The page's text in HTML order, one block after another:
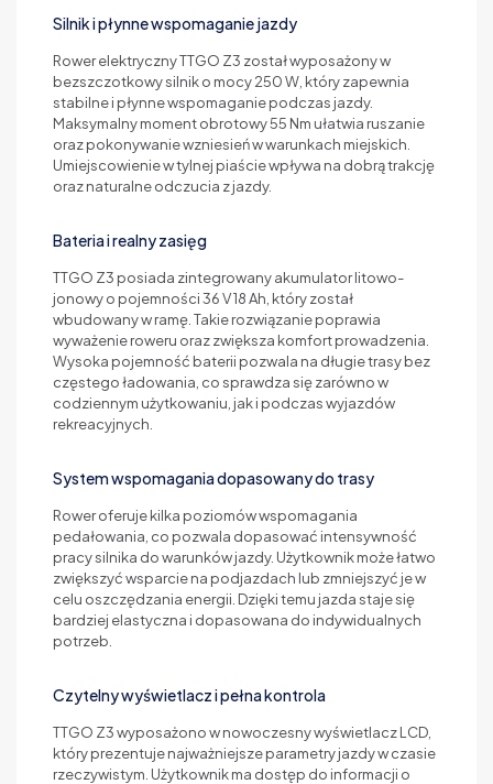
Silnik i płynne wspomaganie jazdy
Rower elektryczny TTGO Z3 został wyposażony w
bezszczotkowy silnik o mocy 250 W, który zapewnia
stabilne i płynne wspomaganie podczas jazdy.
Maksymalny moment obrotowy 55 Nm ułatwia ruszanie
oraz pokonywanie wzniesień w warunkach miejskich.
Umiejscowienie w tylnej piaście wpływa na dobrą trakcję
oraz naturalne odczucia z jazdy.
Bateria i realny zasięg
TTGO Z3 posiada zintegrowany akumulator litowo-
jonowy o pojemności 36 V 18 Ah, który został
wbudowany w ramę. Takie rozwiązanie poprawia
wyważenie roweru oraz zwiększa komfort prowadzenia.
Wysoka pojemność baterii pozwala na długie trasy bez
częstego ładowania, co sprawdza się zarówno w
codziennym użytkowaniu, jak i podczas wyjazdów
rekreacyjnych.
System wspomagania dopasowany do trasy
Rower oferuje kilka poziomów wspomagania
pedałowania, co pozwala dopasować intensywność
pracy silnika do warunków jazdy. Użytkownik może łatwo
zwiększyć wsparcie na podjazdach lub zmniejszyć je w
celu oszczędzania energii. Dzięki temu jazda staje się
bardziej elastyczna i dopasowana do indywidualnych
potrzeb.
Czytelny wyświetlacz i pełna kontrola
TTGO Z3 wyposażono w nowoczesny wyświetlacz LCD,
który prezentuje najważniejsze parametry jazdy w czasie
rzeczywistym. Użytkownik ma dostęp do informacji o